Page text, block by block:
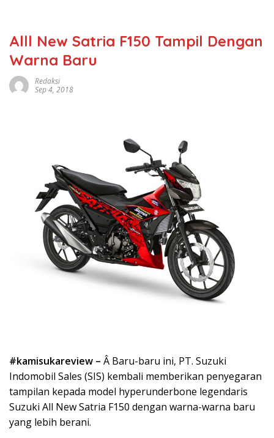
Alll New Satria F150 Tampil Dengan
Warna Baru
Redaksi
Sep 4, 2018
#kamisukareview – Â Baru-baru ini, PT. Suzuki
Indomobil Sales (SIS) kembali memberikan penyegaran
tampilan kepada model hyperunderbone legendaris
Suzuki All New Satria F150 dengan warna-warna baru
yang lebih berani.